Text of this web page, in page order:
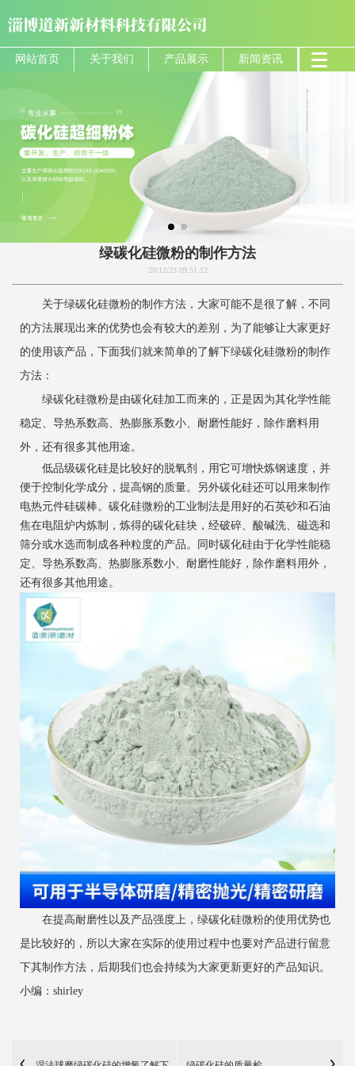
网站首页 关于我们 产品展示 新闻资讯
绿碳化硅微粉的制作方法
20/12/23 09:51:12
关于绿碳化硅微粉的制作方法，大家可能不是很了解，不同
的方法展现出来的优势也会有较大的差别，为了能够让大家更好
的使用该产品，下面我们就来简单的了解下绿碳化硅微粉的制作
方法：
绿碳化硅微粉是由碳化硅加工而来的，正是因为其化学性能
稳定、导热系数高、热膨胀系数小、耐磨性能好，除作磨料用
外，还有很多其他用途。
低品级碳化硅是比较好的脱氧剂，用它可增快炼钢速度，并
便于控制化学成分，提高钢的质量。另外碳化硅还可以用来制作
电热元件硅碳棒。碳化硅微粉的工业制法是用好的石英砂和石油
焦在电阻炉内炼制，炼得的碳化硅块，经破碎、酸碱洗、磁选和
筛分或水选而制成各种粒度的产品。同时碳化硅由于化学性能稳
定、导热系数高、热膨胀系数小、耐磨性能好，除作磨料用外，
还有很多其他用途。
在提高耐磨性以及产品强度上，绿碳化硅微粉的使用优势也
是比较好的，所以大家在实际的使用过程中也要对产品进行留意
下其制作方法，后期我们也会持续为大家更新更好的产品知识。
小编：shirley